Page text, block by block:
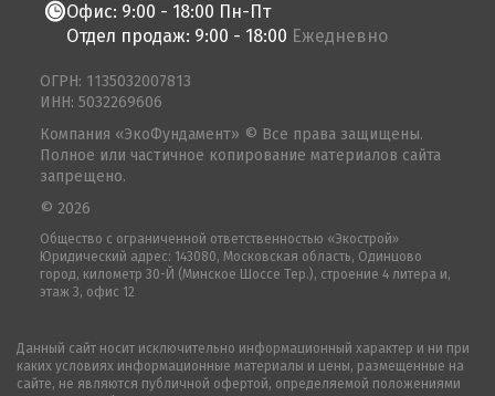
Офис: 9:00 - 18:00 Пн-Пт
Отдел продаж: 9:00 - 18:00 Ежедневно
Общество с ограниченной ответственностью «Экострой»
Юридический адрес: 143080, Московская область, Одинцово
город, километр 30-Й (Минское Шоссе Тер.), строение 4 литера и,
этаж 3, офис 12
ОГРН: 1135032007813
ИНН: 5032269606
Компания «ЭкоФундамент» © Все права защищены.
Полное или частичное копирование материалов сайта
запрещено.
© 2026
Данный сайт носит исключительно информационный характер и ни при
каких условиях информационные материалы и цены, размещенные на
сайте, не являются публичной офертой, определяемой положениями